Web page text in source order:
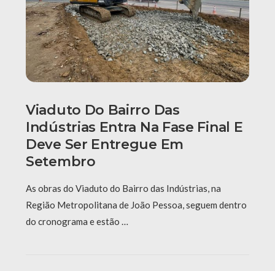
Viaduto Do Bairro Das
Indústrias Entra Na Fase Final E
Deve Ser Entregue Em
Setembro
As obras do Viaduto do Bairro das Indústrias, na
Região Metropolitana de João Pessoa, seguem dentro
do cronograma e estão …